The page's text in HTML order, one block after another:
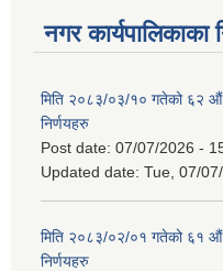
नगर कार्यपालिकाका
मिति २०८३/०३/१० गतेको ६२ औं
निर्णयहरु
Post date: 07/07/2026 -
Updated date: Tue, 07/
मिति २०८३/०२/०१ गतेको ६१ औं
निर्णयहरु